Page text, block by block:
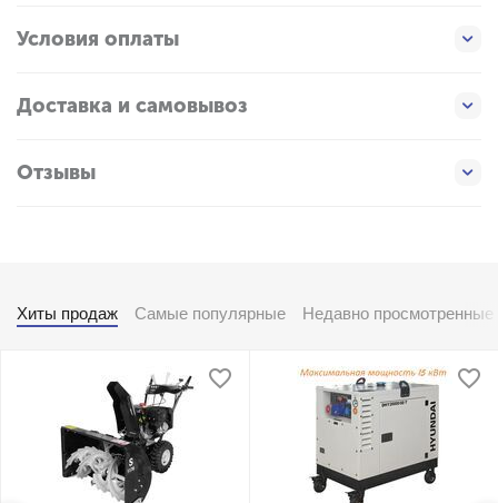
Условия оплаты
Доставка и самовывоз
Отзывы
Хиты продаж Самые популярные Недавно просмотренные